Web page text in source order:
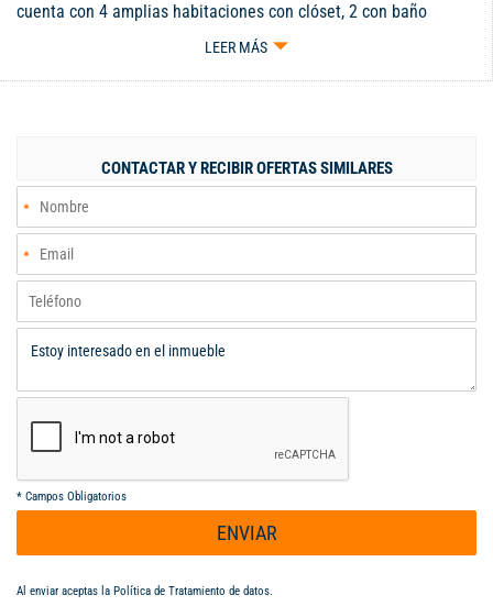
cuenta con 4 amplias habitaciones con clóset, 2 con baño
privado y AA, esta propiedad es perfecta para brindar
de servicio con baño, ideal para tener a tu personal de apoyo
Si eres amante de los espacios al aire libre, te encantará saber
que esta casa cuenta con un amplio parqueadero para 4
vehículos y una zona verde con piscina, donde podrás disfrutar
de refrescantes chapuzones en los días soleados y relajarte en
el turco y el jacuzzi; organizar reuniones familiares o con
amigos en el kiosco. No pierdas la oportunidad de vivir en un
entorno tranquilo y rodeado de naturaleza. ¡Contáctame para
más información y agenda una visita!
LEER MÁS
CONTACTAR Y RECIBIR OFERTAS SIMILARES
* Campos Obligatorios
ENVIAR
Al enviar aceptas la Política de Tratamiento de datos.